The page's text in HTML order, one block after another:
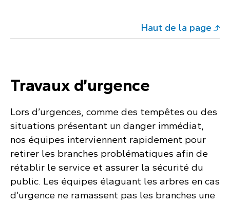
Haut de la page
Travaux d’urgence
Lors d’urgences, comme des tempêtes ou des
situations présentant un danger immédiat,
nos équipes interviennent rapidement pour
retirer les branches problématiques afin de
rétablir le service et assurer la sécurité du
public. Les équipes élaguant les arbres en cas
d’urgence ne ramassent pas les branches une